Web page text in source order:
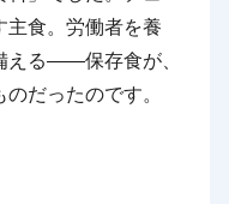
主食。労働者を養
える——保存食が、
だったのです。